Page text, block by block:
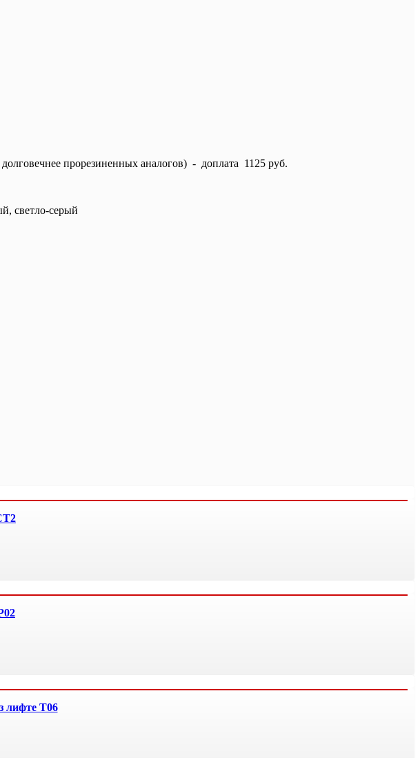
прорезиненных аналогов) - доплата 1125 руб.
светло-серый
лифте Т06